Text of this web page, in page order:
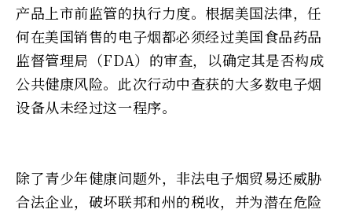
产品上市前监管的执行力度。根据美国法律，任
何在美国销售的电子烟都必须经过美国食品药品
监督管理局（FDA）的审查，以确定其是否构成
公共健康风险。此次行动中查获的大多数电子烟
设备从未经过这一程序。
除了青少年健康问题外，非法电子烟贸易还威胁
合法企业，破坏联邦和州的税收，并为潜在危险